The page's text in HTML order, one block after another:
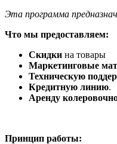
Эта программа
Что мы предоставляем:
Скидки на товары
Маркетинговые
Техническую
Кредитную линию.
Аренду
Принцип работы: